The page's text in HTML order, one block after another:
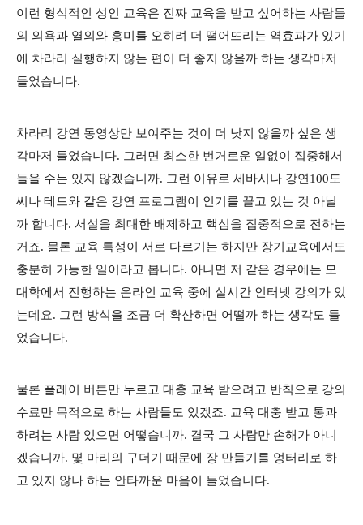
이런 형식적인 성인 교육은 진짜 교육을 받고 싶어하는 사람들
의 의욕과 열의와 흥미를 오히려 더 떨어뜨리는 역효과가 있기
에 차라리 실행하지 않는 편이 더 좋지 않을까 하는 생각마저
들었습니다.
차라리 강연 동영상만 보여주는 것이 더 낫지 않을까 싶은 생
각마저 들었습니다. 그러면 최소한 번거로운 일없이 집중해서
들을 수는 있지 않겠습니까. 그런 이유로 세바시나 강연100도
씨나 테드와 같은 강연 프로그램이 인기를 끌고 있는 것 아닐
까 합니다. 서설을 최대한 배제하고 핵심을 집중적으로 전하는
거죠. 물론 교육 특성이 서로 다르기는 하지만 장기교육에서도
충분히 가능한 일이라고 봅니다. 아니면 저 같은 경우에는 모
대학에서 진행하는 온라인 교육 중에 실시간 인터넷 강의가 있
는데요. 그런 방식을 조금 더 확산하면 어떨까 하는 생각도 들
었습니다.
물론 플레이 버튼만 누르고 대충 교육 받으려고 반칙으로 강의
수료만 목적으로 하는 사람들도 있겠죠. 교육 대충 받고 통과
하려는 사람 있으면 어떻습니까. 결국 그 사람만 손해가 아니
겠습니까. 몇 마리의 구더기 때문에 장 만들기를 엉터리로 하
고 있지 않나 하는 안타까운 마음이 들었습니다.